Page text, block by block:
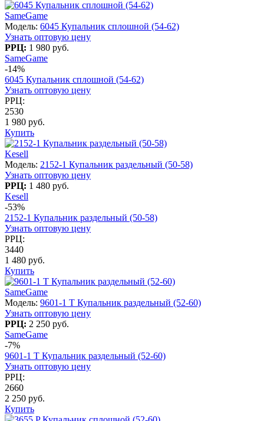
SameGame
Модель: 6045 Купальник сплошной (54-62)
Узнать оптовую цену
РРЦ: 1 980 руб.
SameGame
-14%
6045 Купальник сплошной (54-62)
Узнать оптовую цену
РРЦ:
2530
1 980 руб.
Купить
Kesell
Модель: 2152-1 Купальник раздельный (50-58)
Узнать оптовую цену
РРЦ: 1 480 руб.
Kesell
-53%
2152-1 Купальник раздельный (50-58)
Узнать оптовую цену
РРЦ:
3440
1 480 руб.
Купить
SameGame
Модель: 9601-1 T Купальник раздельный (52-60)
Узнать оптовую цену
РРЦ: 2 250 руб.
SameGame
-7%
9601-1 T Купальник раздельный (52-60)
Узнать оптовую цену
РРЦ:
2660
2 250 руб.
Купить